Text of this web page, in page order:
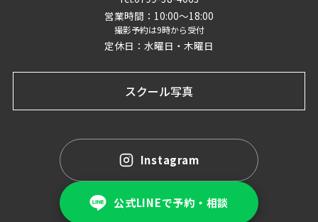
営業時間：10:00〜18:00
撮影予約は9時から受付
定休日：水曜日・木曜日
スクール写真
Instagram
公式LINEで予約・相談